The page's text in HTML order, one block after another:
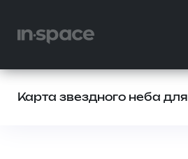
Карта звездного неба